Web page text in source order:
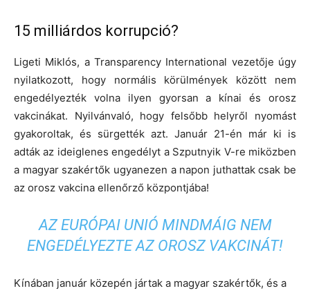
15 milliárdos korrupció?
Ligeti Miklós, a Transparency International vezetője úgy
nyilatkozott, hogy normális körülmények között nem
engedélyezték volna ilyen gyorsan a kínai és orosz
vakcinákat. Nyilvánvaló, hogy felsőbb helyről nyomást
gyakoroltak, és sürgették azt. Január 21-én már ki is
adták az ideiglenes engedélyt a Szputnyik V-re miközben
a magyar szakértők ugyanezen a napon juthattak csak be
az orosz vakcina ellenőrző központjába!
AZ EURÓPAI UNIÓ MINDMÁIG NEM
ENGEDÉLYEZTE AZ OROSZ VAKCINÁT!
Kínában január közepén jártak a magyar szakértők, és a